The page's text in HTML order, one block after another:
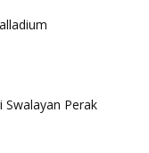
Perak